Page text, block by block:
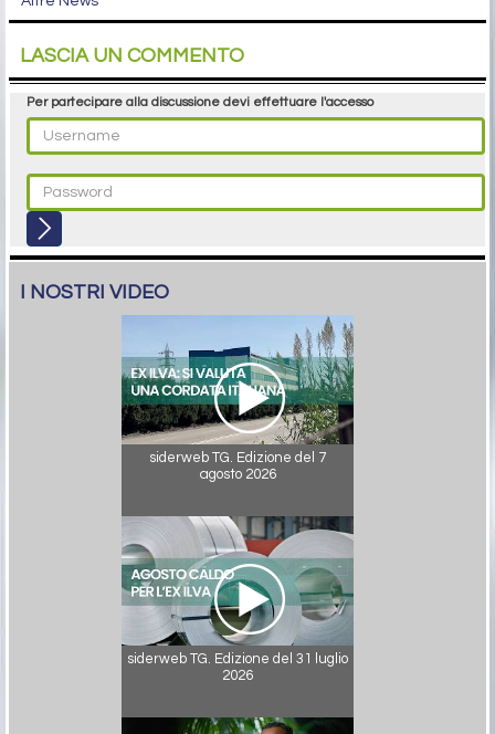
LASCIA UN COMMENTO
Per partecipare alla discussione devi effettuare l'accesso
I NOSTRI VIDEO
siderweb TG. Edizione del 7
agosto 2026
siderweb TG. Edizione del 31 luglio
2026